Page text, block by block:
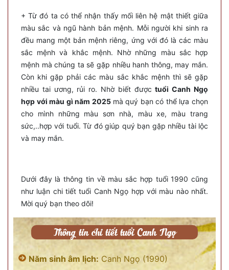
+ Từ đó ta có thể nhận thấy mối liên hệ mật thiết giữa
màu sắc và ngũ hành bản mệnh. Mỗi người khi sinh ra
đều mang một bản mệnh riêng, ứng với đó là các màu
sắc mệnh và khắc mệnh. Nhờ những màu sắc hợp
mệnh mà chúng ta sẽ gặp nhiều hanh thông, may mắn.
Còn khi gặp phải các màu sắc khắc mệnh thì sẽ gặp
nhiều tai ương, rủi ro. Nhờ biết đượctuổi Canh Ngọ
hợp với màu gì năm 2025 mà quý bạn có thể lựa chọn
cho mình những màu sơn nhà, màu xe, màu trang
sức,..hợp với tuổi. Từ đó giúp quý bạn gặp nhiều tài lộc
và may mắn.
Dưới đây là thông tin về màu sắc hợp tuổi 1990 cũng
như luận chi tiết tuổi Canh Ngọ hợp với màu nào nhất.
Mời quý bạn theo dõi!
Thông tin chi tiết tuổi Canh Ngọ
Năm sinh âm lịch: Canh Ngọ (1990)